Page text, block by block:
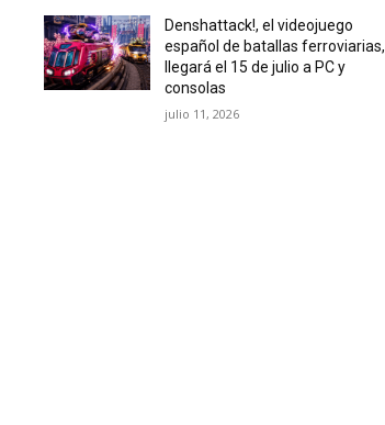
Denshattack!, el videojuego
español de batallas ferroviarias,
llegará el 15 de julio a PC y
consolas
julio 11, 2026